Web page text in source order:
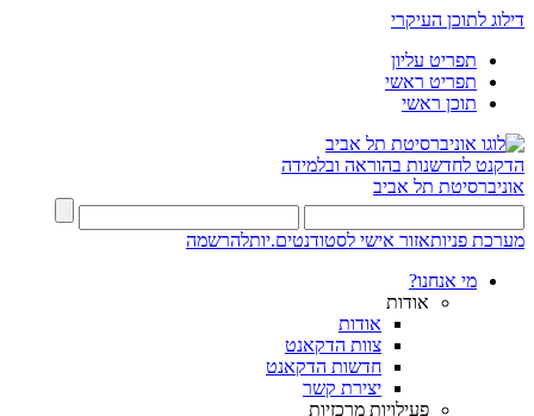
דילוג לתוכן העיקרי
תפריט עליון
תפריט ראשי
תוכן ראשי
הדקנט לחדשנות בהוראה ובלמידה
אוניברסיטת תל אביב
מערכת פניותאזור אישי לסטודנטים.יותלהרשמה
מי אנחנו?
אודות
אודות
צוות הדקאנט
חדשות הדקאנט
יצירת קשר
פעילויות מרכזיות